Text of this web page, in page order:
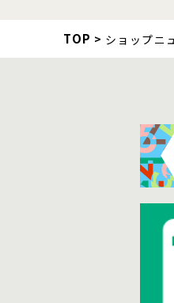
TOP ショップニ